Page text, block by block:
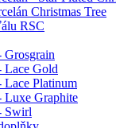
Christmas Tree
RSC
Grosgrain
Lace Gold
Lace Platinum
Luxe Graphite
Swirl